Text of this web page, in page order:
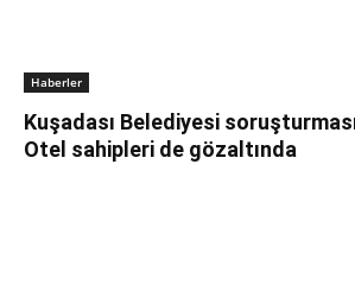
Haberler
Kuşadası Belediyesi
Otel sahipleri de gözaltında